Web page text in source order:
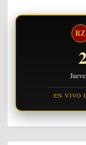
RZ
EN VIVO